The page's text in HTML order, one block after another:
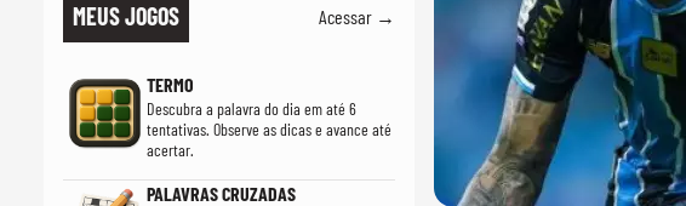
MEUS JOGOS Acessar →
TERMO
Descubra a palavra do dia em até 6
tentativas. Observe as dicas e avance até
acertar.
PALAVRAS CRUZADAS